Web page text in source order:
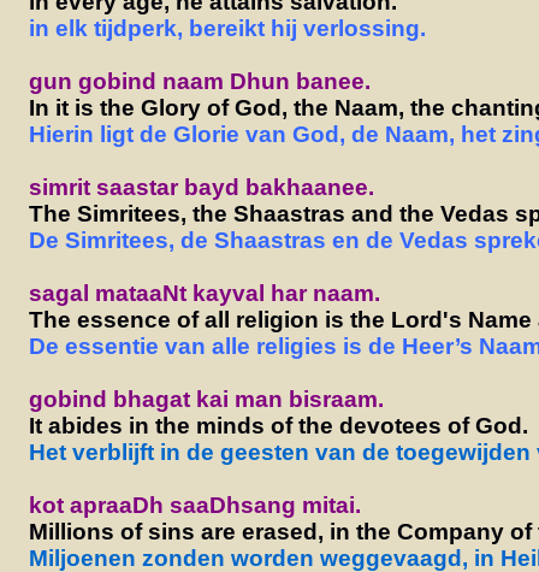
in elk tijdperk, bereikt hij verlossing.
gun gobind naam Dhun banee.
In it is the Glory of God, the Naam, the
Hierin ligt de Glorie van God, de Naam, het
simrit saastar bayd bakhaanee.
The Simritees, the Shaastras and the Vedas
De Simritees, de Shaastras en de Vedas
sagal mataaNt kayval har naam.
The essence of all religion is the Lord's Name
De essentie van alle religies is de Heer’s
gobind bhagat kai man bisraam.
It abides in the minds of the devotees of God.
Het verblijft in de geesten van de toegewijden
kot apraaDh saaDhsang mitai.
Millions of sins are erased, in the Company of
Miljoenen zonden worden weggevaagd, in